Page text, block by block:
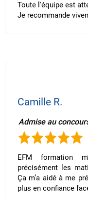
Toute l'équipe est
Je recommande
Camille R.
Admise au
EFM formation
précisément les
Ça m’a aidé à me
plus en confiance